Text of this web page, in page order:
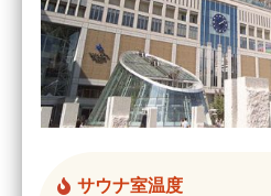
サウナ室温度